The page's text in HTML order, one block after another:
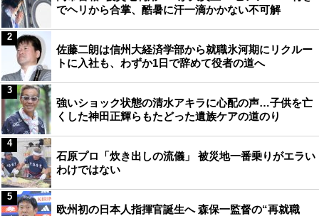
でヘリから合掌、酷暑に汗一滴かかない不可解
佐藤二朗は信州大経済学部から就職氷河期にリクルー
トに入社も、わずか1日で辞めて役者の道へ
2
強いショック状態の清水アキラに心配の声…子供を亡
くした神田正輝らもたどった遺族ケアの道のり
3
石原プロ「炊き出しの流儀」 被災地一番乗りがエラい
わけではない
4
欧州初の日本人指揮官誕生へ 森保一監督の“再就職
5